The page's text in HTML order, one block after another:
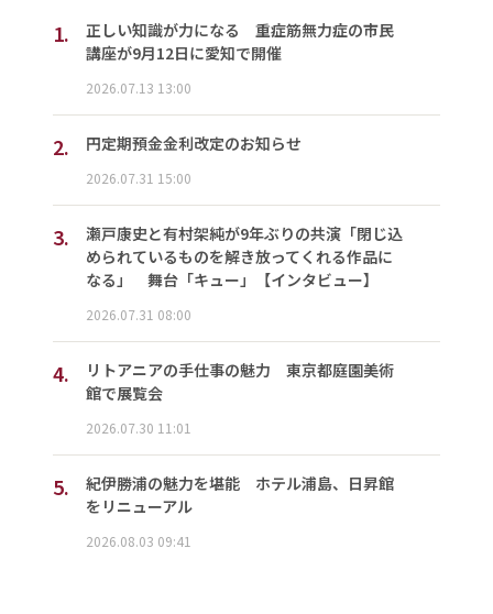
1.
正しい知識が力になる 重症筋無力症の市民
講座が9月12日に愛知で開催
2026.07.13 13:00
2. 円定期預金金利改定のお知らせ
2026.07.31 15:00
3.
瀬戸康史と有村架純が9年ぶりの共演「閉じ込
められているものを解き放ってくれる作品に
なる」 舞台「キュー」【インタビュー】
2026.07.31 08:00
4.
リトアニアの手仕事の魅力 東京都庭園美術
館で展覧会
2026.07.30 11:01
5.
紀伊勝浦の魅力を堪能 ホテル浦島、日昇館
をリニューアル
2026.08.03 09:41